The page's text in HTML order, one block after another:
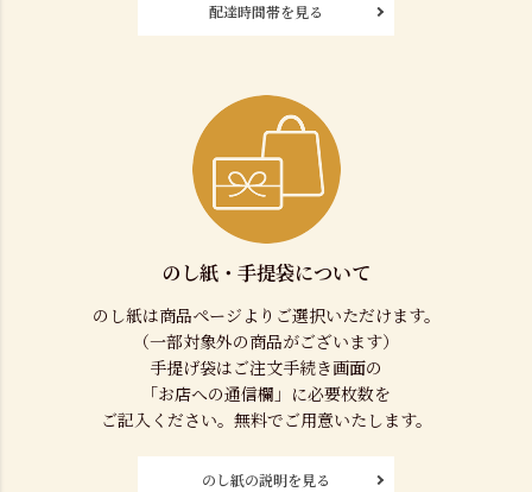
配達時間帯を見る
のし紙・手提袋について
のし紙は商品ページよりご選択いただけます。
（一部対象外の商品がございます）
手提げ袋はご注文手続き画面の
「お店への通信欄」に必要枚数を
ご記入ください。無料でご用意いたします。
のし紙の説明を見る